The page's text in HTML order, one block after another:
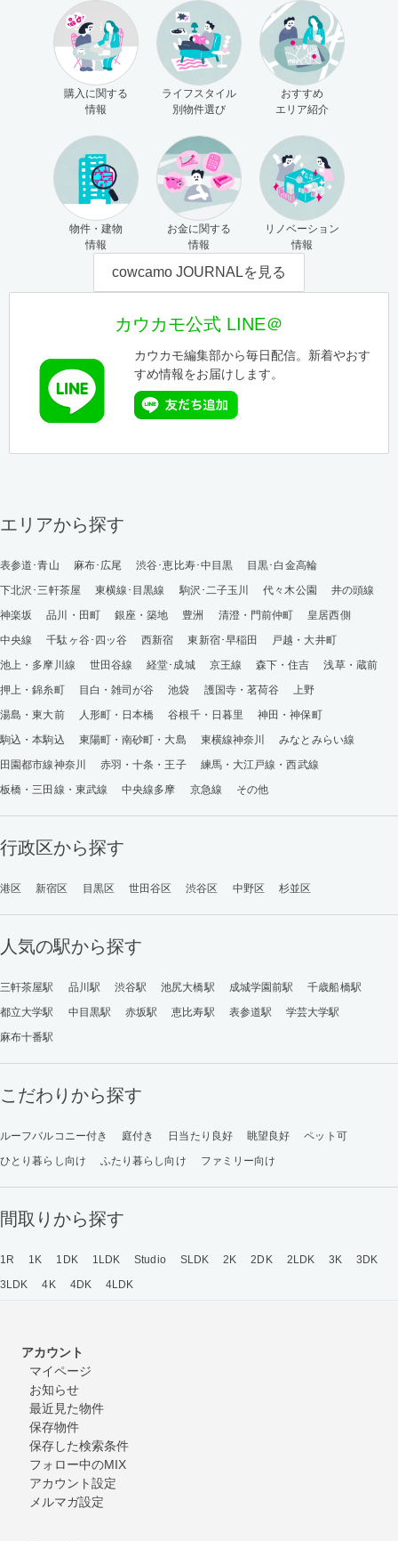
購入に関する
情報
ライフスタイル
別物件選び
おすすめ
エリア紹介
物件・建物
情報
お金に関する
情報
リノベーション
情報
cowcamo JOURNALを見る
カウカモ公式 LINE＠
カウカモ編集部から毎日配信。新着やおす
すめ情報をお届けします。
エリアから探す
表参道･青山 麻布･広尾 渋谷･恵比寿･中目黒
目黒･白金高輪
下北沢･三軒茶屋
東横線･目黒線 駒沢･二子玉川 代々木公園
井の頭線
神楽坂
品川・田町 銀座・築地 豊洲 清澄・門前仲町
皇居西側
中央線
千駄ヶ谷･四ッ谷 西新宿 東新宿･早稲田
戸越・大井町
池上・多摩川線
世田谷線 経堂･成城 京王線 森下・住吉
浅草・蔵前
押上・錦糸町
目白・雑司が谷 池袋 護国寺・茗荷谷
上野
湯島・東大前
人形町・日本橋 谷根千・日暮里
神田・神保町
駒込・本駒込
東陽町・南砂町・大島 東横線神奈川
みなとみらい線
田園都市線神奈川
赤羽・十条・王子
練馬・大江戸線・西武線
板橋・三田線・東武線
中央線多摩 京急線 その他
行政区から探す
港区 新宿区 目黒区 世田谷区 渋谷区 中野区 杉並区
人気の駅から探す
三軒茶屋駅 品川駅 渋谷駅 池尻大橋駅 成城学園前駅
千歳船橋駅
都立大学駅
中目黒駅 赤坂駅 恵比寿駅 表参道駅
学芸大学駅
麻布十番駅
こだわりから探す
ルーフバルコニー付き 庭付き 日当たり良好 眺望良好
ペット可
ひとり暮らし向け
ふたり暮らし向け ファミリー向け
間取りから探す
1R 1K 1DK 1LDK Studio SLDK 2K 2DK 2LDK 3K
3DK
3LDK
4K 4DK 4LDK
アカウント
マイページ
お知らせ
最近見た物件
保存物件
保存した検索条件
フォロー中のMIX
アカウント設定
メルマガ設定